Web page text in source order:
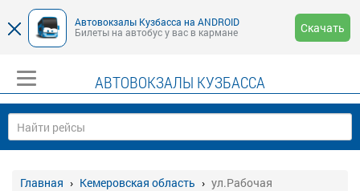
Автовокзалы Кузбасса на ANDROID
Билеты на автобус у вас в кармане
Скачать
АВТОВОКЗАЛЫ КУЗБАССА
Главная Кемеровская область ул.Рабочая